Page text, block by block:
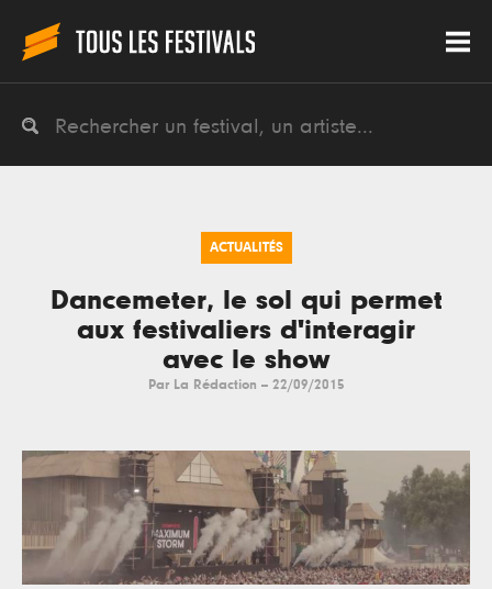
ACTUALITÉS
Dancemeter, le sol qui permet
aux festivaliers d'interagir
avec le show
Par La Rédaction -- 22/09/2015